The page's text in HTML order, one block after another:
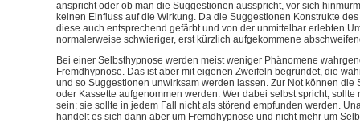
anspricht oder ob man die Suggestionen ausspricht, vor sich
keinen Einfluss auf die Wirkung. Da die Suggestionen Konstrukte
diese auch entsprechend gefärbt und von der unmittelbar erlebten
normalerweise schwieriger, erst kürzlich aufgekommene
Bei einer Selbsthypnose werden meist weniger Phänomene
Fremdhypnose. Das ist aber mit eigenen Zweifeln begründet, die
und so Suggestionen unwirksam werden lassen. Zur Not können die
oder Kassette aufgenommen werden. Wer dabei selbst spricht, sollte
sein; sie sollte in jedem Fall nicht als störend empfunden werden.
handelt es sich dann aber um Fremdhypnose und nicht mehr um